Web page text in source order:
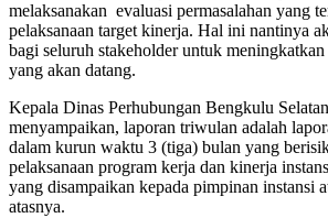
melaksanakan evaluasi permasalahan yang
pelaksanaan target kinerja. Hal ini nantinya
bagi seluruh stakeholder untuk
yang akan datang.
Kepala Dinas Perhubungan Bengkulu
menyampaikan, laporan triwulan adalah
dalam kurun waktu 3 (tiga) bulan yang
pelaksanaan program kerja dan kinerja
yang disampaikan kepada pimpinan instansi
atasnya.